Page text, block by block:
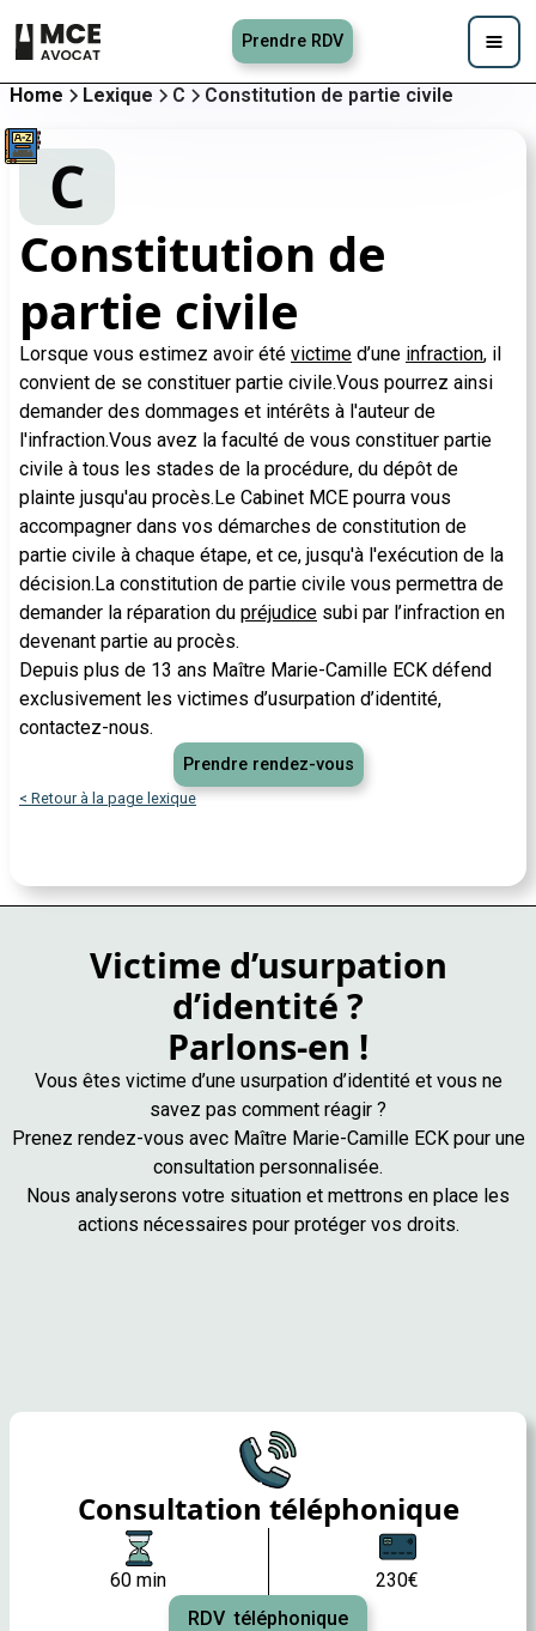
Prendre RDV
Home Lexique C Constitution de partie civile
C
Constitution de
partie civile
Lorsque vous estimez avoir été victime d’une infraction, il
convient de se constituer partie civile.Vous pourrez ainsi
demander des dommages et intérêts à l'auteur de
l'infraction.Vous avez la faculté de vous constituer partie
civile à tous les stades de la procédure, du dépôt de
plainte jusqu'au procès.Le Cabinet MCE pourra vous
accompagner dans vos démarches de constitution de
partie civile à chaque étape, et ce, jusqu'à l'exécution de la
décision.La constitution de partie civile vous permettra de
demander la réparation du préjudice subi par l’infraction en
devenant partie au procès.
Depuis plus de 13 ans Maître Marie-Camille ECK défend
exclusivement les victimes d’usurpation d’identité,
contactez-nous.
Prendre rendez-vous
< Retour à la page lexique
Victime d’usurpation
d’identité ?
Parlons-en !
Vous êtes victime d’une usurpation d’identité et vous ne
savez pas comment réagir ?
Prenez rendez-vous avec Maître Marie-Camille ECK pour une
consultation personnalisée.
Nous analyserons votre situation et mettrons en place les
actions nécessaires pour protéger vos droits.
Consultation téléphonique
60 min
230€
RDV téléphonique